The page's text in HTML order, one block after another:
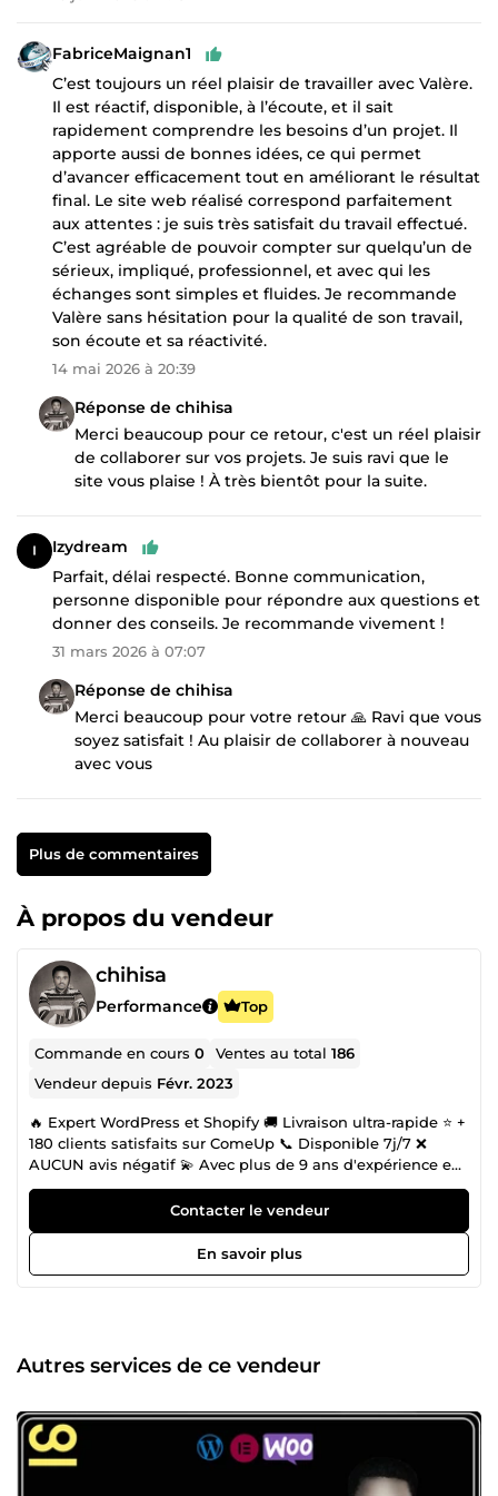
FabriceMaignan1
C’est toujours un réel plaisir de travailler avec Valère.
Il est réactif, disponible, à l’écoute, et il sait
rapidement comprendre les besoins d’un projet. Il
apporte aussi de bonnes idées, ce qui permet
d’avancer efficacement tout en améliorant le résultat
final. Le site web réalisé correspond parfaitement
aux attentes : je suis très satisfait du travail effectué.
C’est agréable de pouvoir compter sur quelqu’un de
sérieux, impliqué, professionnel, et avec qui les
échanges sont simples et fluides. Je recommande
Valère sans hésitation pour la qualité de son travail,
son écoute et sa réactivité.
14 mai 2026 à 20:39
Réponse de chihisa
Merci beaucoup pour ce retour, c'est un réel plaisir
de collaborer sur vos projets. Je suis ravi que le
site vous plaise ! À très bientôt pour la suite.
Izydream
Parfait, délai respecté. Bonne communication,
personne disponible pour répondre aux questions et
donner des conseils. Je recommande vivement !
31 mars 2026 à 07:07
Réponse de chihisa
Merci beaucoup pour votre retour 🙏 Ravi que vous
soyez satisfait ! Au plaisir de collaborer à nouveau
avec vous
Plus de commentaires
À propos du vendeur
chihisa
Performance Top
Commande en cours0 Ventes au total186
Vendeur depuis Févr. 2023
🔥 Expert WordPress et Shopify 🚚 Livraison ultra-rapide ⭐ +
180 clients satisfaits sur ComeUp 📞 Disponible 7j/7 ❌
AUCUN avis négatif 💫 Avec plus de 9 ans d'expérience en
développement web, j'ai affiné mes compétences
techniques pour créer des sites web puissants, évolutifs et
conviviaux. Mon expertise approfondie et ma
compréhension intuitive des technologies web me
permettent de concevoir des expériences digitales qui ne
suis passionné par la création de sites web performants !
Je me spécialise dans la personnalisation de thèmes
intégrations fluides. Mon objectif est de développer des
sites web à la fois attrayants, faciles à naviguer et
optimisés pour la conversion. Je collabore étroitement
avec mes clients pour m'assurer que leur vision prend vie
Contacter le vendeur
En savoir plus
Autres services de ce vendeur